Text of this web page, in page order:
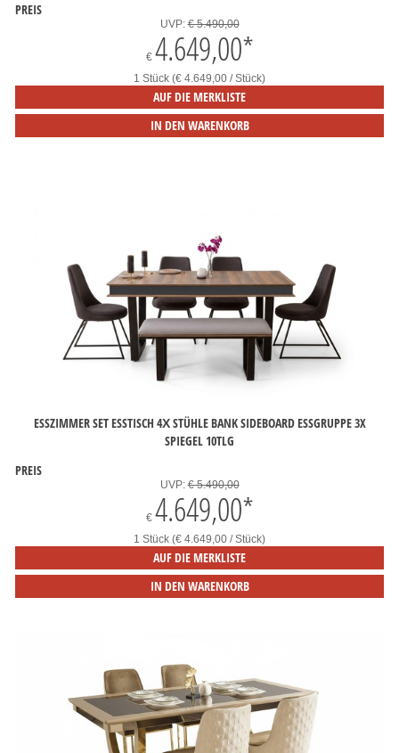
PREIS
UVP:€ 5.490,00
€ 4.649,00*
1 Stück (€ 4.649,00 / Stück)
AUF DIE MERKLISTE
IN DEN WARENKORB
ESSZIMMER SET ESSTISCH 4Х STÜHLE BANK SIDEBOARD ESSGRUPPE 3X
SPIEGEL 10TLG
PREIS
UVP:€ 5.490,00
€ 4.649,00*
1 Stück (€ 4.649,00 / Stück)
AUF DIE MERKLISTE
IN DEN WARENKORB